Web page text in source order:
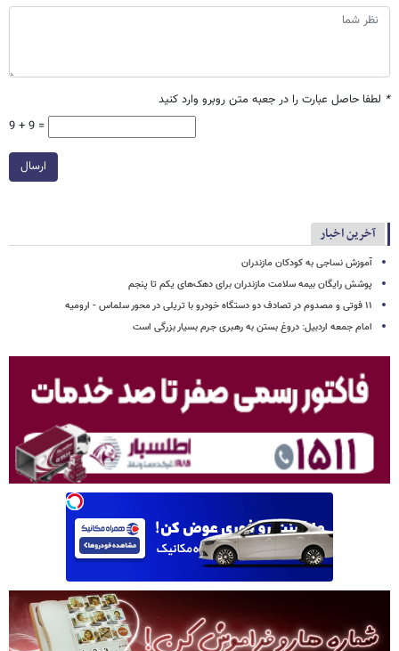
* لطفا حاصل عبارت را در جعبه متن روبرو وارد کنید
9 + 9 =
ارسال
آخرین اخبار
آموزش نساجی به کودکان مازندران
پوشش رایگان بیمه سلامت مازندران برای دهک‌های یکم تا پنجم
۱۱ فوتی و مصدوم در تصادف دو دستگاه خودرو با تریلی در محور سلماس - ارومیه
امام جمعه اردبیل: دروغ بستن به رهبری جرم بسیار بزرگی است